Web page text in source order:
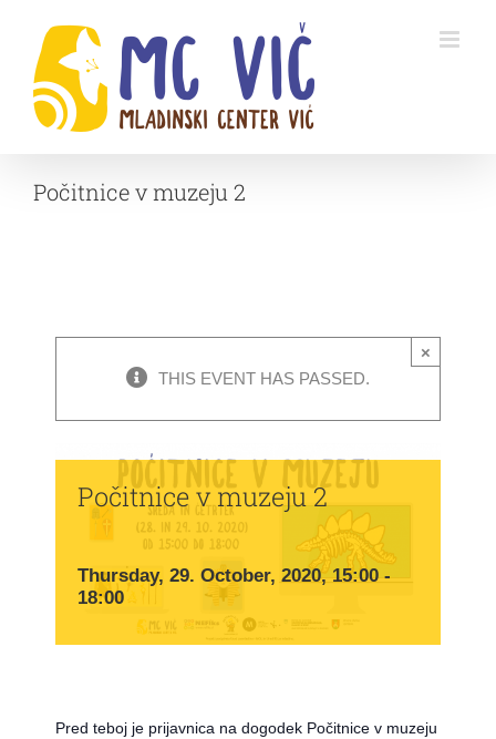
content
Počitnice v muzeju 2
×
THIS EVENT HAS PASSED.
Počitnice v muzeju 2
Thursday, 29. October, 2020, 15:00 -
18:00
Pred teboj je prijavnica na dogodek Počitnice v muzeju